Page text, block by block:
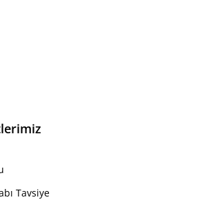
Tavsiye